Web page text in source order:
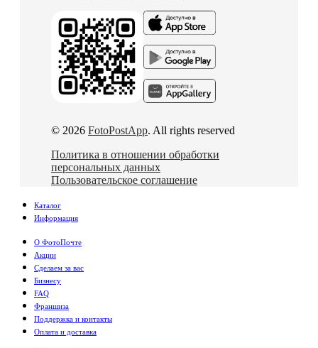
© 2026 FotoPostApp. All rights reserved
Политика в отношении обработки
персональных данных
Пользовательское соглашение
Каталог
Информация
О ФотоПочте
Акции
Сделаем за вас
Бизнесу
FAQ
Франшиза
Поддержка и контакты
Оплата и доставка